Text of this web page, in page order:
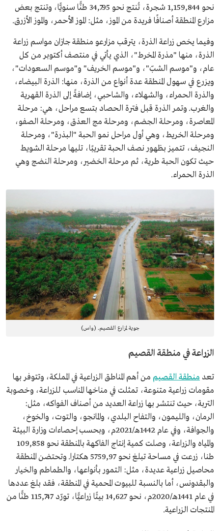
نحو 1,159,844 شجرة، تُنتج نحو 34,795 طنًّا سنويًّا، وتنتج بعض
مزارع المنطقة أصنافًا فريدة من الموز، مثل: الموز الأحمر، والموز الأزرق.
وفيما يخص زراعة الذرة، يترقب مزارعو منطقة جازان مواسم زراعة
الذرة، منها "مذرة المخرط"، الذي يأتي في منتصف أكتوبر من كل
عام، و"موسم الشبّ"، و"موسم الخريف" و"موسم السعودات"،
ويزرع في سهول المنطقة عدة أنواع من الذرة، منها: الذرة البيضاء،
والذرة الحمراء، والشهلاء، والشاحبي، إضافةً إلى الذرة القهرية
والغرب. وتمر الذرة قبل فترة الحصاد بتسع مراحل، هي: مرحلة
المعاصرة، ومرحلة الجضم، ومرحلة مج العذق، ومرحلة الصفو،
ومرحلة الخريط، وهي أول مراحل نمو الحبة "البذرة"، ومرحلة
النجيف، تتميز بظهور نصف الحبة تقريبًا، تليها مرحلة الشويط
حيث تكون الحبة طرية، ثم مرحلة الخضير، ومرحلة النضج وهي
الذرة الحمراء.
جوية لمزارع القصيم. (واس)
الزراعة في منطقة القصيم
تعد منطقة القصيم من أهم المناطق الزراعية في المملكة، وتتوفر بها
مقومات زراعية متنوعة، تمثلت في مناخها المناسب للزراعة، وخصوبة
التربة، حيث تنتشر بها زراعة العديد من أصناف الفواكه، مثل:
الرمان، والليمون، والتفاح البلدي، والمانجو، والتوت، والخوخ،
والجوافة، وفي عام 1442هـ/2021م، وبحسب إحصاءات وزارة البيئة
والمياه والزراعة، وصلت كمية إنتاج الفاكهة بالمنطقة نحو 109,858
طنا، زرعت في مساحة تبلغ نحو 5759,97 هكتارا. وتحتضن المنطقة
محاصيل زراعية عديدة، مثل: التمور بأنواعها، والطماطم والخيار
والبقدونس، أما بالنسبة للبيوت المحمية في المنطقة، فقد بلغ عددها
في عام 1441هـ/2020م، نحو 14,627 بيتًا زراعيًّا، تورّد 115,747 طنًّا من
المنتجات الزراعية.